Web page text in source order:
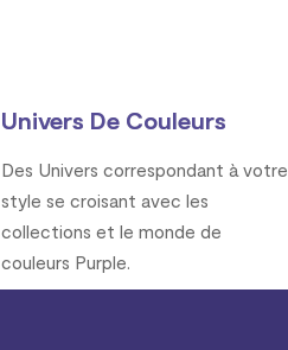
Univers De Couleurs
Des Univers correspondant à votre
style se croisant avec les
collections et le monde de
couleurs Purple.